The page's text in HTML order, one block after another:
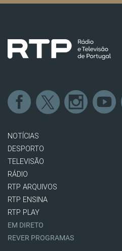
NOTÍCIAS
DESPORTO
TELEVISÃO
RÁDIO
RTP ARQUIVOS
RTP ENSINA
RTP PLAY
EM DIRETO
REVER PROGRAMAS